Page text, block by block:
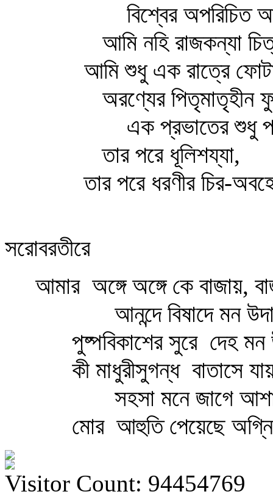
বিশ্বের অপরিচিত
আমি নহি রাজকন্যা
আমি শুধু এক রাত্রে
অরণ্যের পিতৃমাতৃহীন
এক প্রভাতের শুধু
তার পরে ধূলিশয্যা,
তার পরে ধরণীর চির-
সরোবরতীরে
আমার অঙ্গে অঙ্গে কে বাজায়,
আনন্দে বিষাদে মন
পুষ্পবিকাশের সুরে দেহ মন
কী মাধুরীসুগন্ধ বাতাসে
সহসা মনে জাগে
মোর আহুতি পেয়েছে
Visitor Count: 94454769